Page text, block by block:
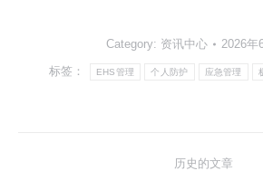
Category: 资讯中心 2026年
标签： EHS管理 个人防护 应急管理
历史的文章